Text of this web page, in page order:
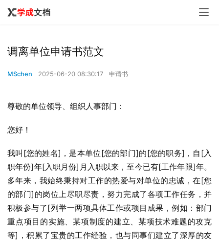
调离单位申请书范文
MSchen 2025-06-20 08:30:17 申请书
尊敬的单位领导、组织人事部门：
您好！
我叫[您的姓名]，是本单位[您的部门]的[您的职务]，自[入
职年份]年[入职月份]月入职以来，至今已有[工作年限]年。
多年来，我始终秉持对工作的热爱与对单位的忠诚，在[您
的部门]的岗位上尽职尽责，努力完成了各项工作任务，并
积极参与了[列举一两项具体工作或项目成果，例如：部门
重点项目的实施、某项制度的建立、某项技术难题的攻克
等]，积累了宝贵的工作经验，也与同事们建立了深厚的友